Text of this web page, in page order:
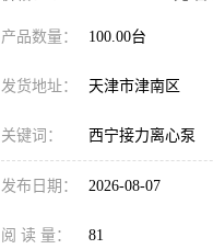
产品数量： 100.00台
发货地址： 天津市津南区
关键词： 西宁接力离心泵
发布日期： 2026-08-07
阅 读 量： 81